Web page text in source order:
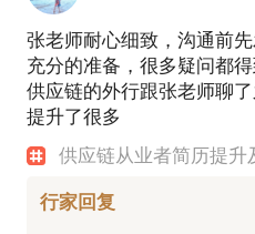
张老师耐心细致，沟通前
充分的准备，很多疑问都
供应链的外行跟张老师聊
提升了很多
供应链从业者简历提升
行家回复